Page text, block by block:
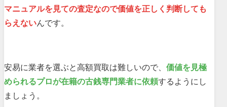
マニュアルを見ての査定なので価値を正しく判断しても
らえないんです。
安易に業者を選ぶと高額買取は難しいので、 価値を見極
められるプロが在籍の古銭専門業者に依頼するようにし
ましょう。